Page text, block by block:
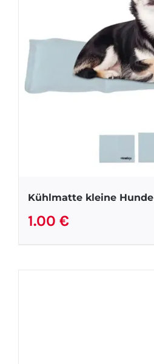
Kühlmatte kleine Hunde
1.00 €